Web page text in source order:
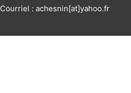
: achesnin[at]yahoo.fr